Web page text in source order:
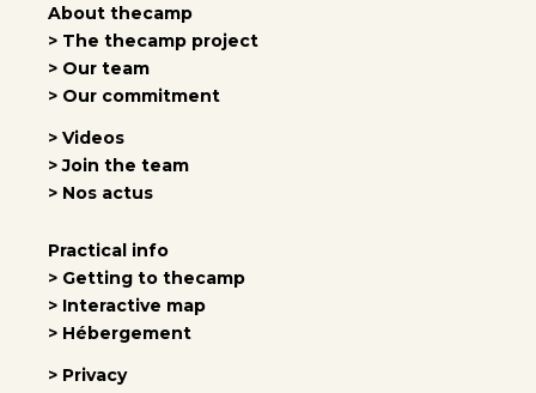
About thecamp
> The thecamp project
> Our team
> Our commitment
> Videos
> Join the team
> Nos actus
Practical info
> Getting to thecamp
> Interactive map
> Hébergement
> Privacy